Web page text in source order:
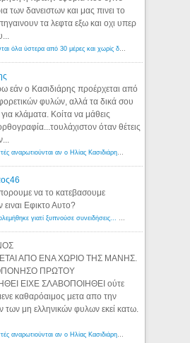
των δανειστων και μας πινει το
τα λεφτα εξω και οχι υπερ
Εφορία: Κατάσχονται όλα ύστερα από 30 μέρες και χωρίς δικαστικές αποφάσεις - Λόγιος Ερμής
εάν ο Κασιδιάρης προέρχεται από
φυλών, αλλά τα δικά σου
για κλάματα. Κοίτα να μάθεις
όταν θέτεις
Αμερικανοί ρατσιστές αναρωτιούνται αν ο Ηλίας Κασιδιάρης ανήκει στη λευκή φυλή... - Λόγιος Ερμής
να το κατεβασουμε
Εφικτο Αυτο?
Ένα βιβλίο που πολεμήθηκε γιατί ξυπνούσε συνειδήσεις... - Λόγιος Ερμής | Η γνώση ξεκινάει με την αναζήτηση...
ΑΠΟ ΕΝΑ ΧΩΡΙΟ ΤΗΣ ΜΑΝΗΣ.
ΠΡΩΤΟΥ
ΕΙΧΕ ΣΛΑΒΟΠΟΙΗΘΕΙ ούτε
καθαρόαιμος μετα απο την
των μη ελληνικών φυλων εκεί κατω.
Αμερικανοί ρατσιστές αναρωτιούνται αν ο Ηλίας Κασιδιάρης ανήκει στη λευκή φυλή... - Λόγιος Ερμής